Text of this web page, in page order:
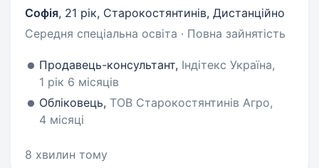
Софія, 21 рік, Старокостянтинів, Дистанційно
Середня спеціальна освіта · Повна зайнятість
Продавець-консультант, Індітекс Україна,
1 рік 6 місяців
Обліковець, ТОВ Старокостянтинів Агро,
4 місяці
8 хвилин тому